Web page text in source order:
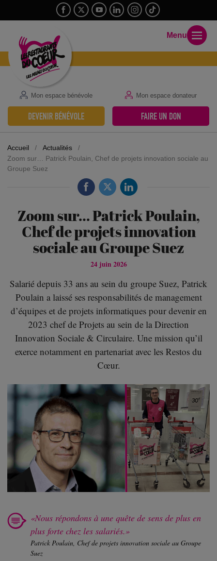
Mon espace bénévole Mon espace donateur
DEVENIR BÉNÉVOLE FAIRE UN DON
Menu
Accueil / Actualités
/
Zoom sur… Patrick Poulain, Chef de projets innovation sociale au
Groupe Suez
Zoom sur… Patrick Poulain,
Chef de projets innovation
sociale au Groupe Suez
24 juin 2026
Salarié depuis 33 ans au sein du groupe Suez, Patrick
Poulain a laissé ses responsabilités de management
d’équipes et de projets informatiques pour devenir en
2023 chef de Projets au sein de la Direction
Innovation Sociale & Circulaire. Une mission qu’il
exerce notamment en partenariat avec les Restos du
Cœur.
Nous répondons à une quête de sens de plus en
plus forte chez les salariés.
Patrick Poulain, Chef de projets innovation sociale au Groupe
Suez